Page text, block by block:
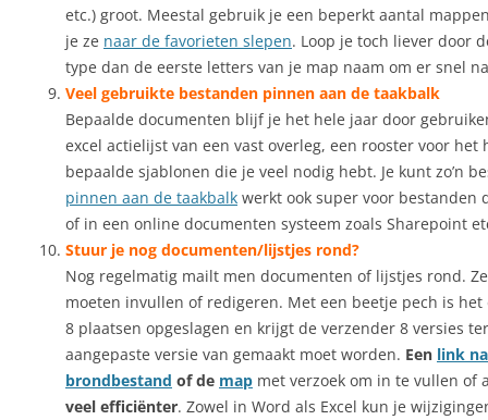
etc.) groot. Meestal gebruik je een beperkt aantal
je ze naar de favorieten slepen. Loop je toch liever door
type dan de eerste letters van je map naam om er snel
Veel gebruikte bestanden pinnen aan de taakbalk
Bepaalde documenten blijf je het hele jaar door
excel actielijst van een vast overleg, een rooster voor het
bepaalde sjablonen die je veel nodig hebt. Je kunt zo’n
pinnen aan de taakbalk werkt ook super voor bestanden
of in een online documenten systeem zoals Sharepoint
Stuur je nog documenten/lijstjes rond?
Nog regelmatig mailt men documenten of lijstjes rond.
moeten invullen of redigeren. Met een beetje pech is
8 plaatsen opgeslagen en krijgt de verzender 8 versies
aangepaste versie van gemaakt moet worden. Een link
brondbestand of de map met verzoek om in te vullen of
veel efficiënter. Zowel in Word als Excel kun je